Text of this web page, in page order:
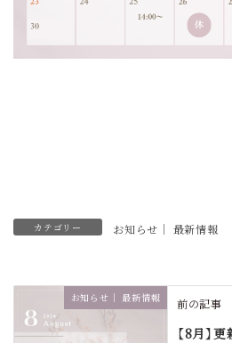
カテゴリー お知らせ｜ 最新情報
お知らせ｜ 最新情報 前の記事
【8月】